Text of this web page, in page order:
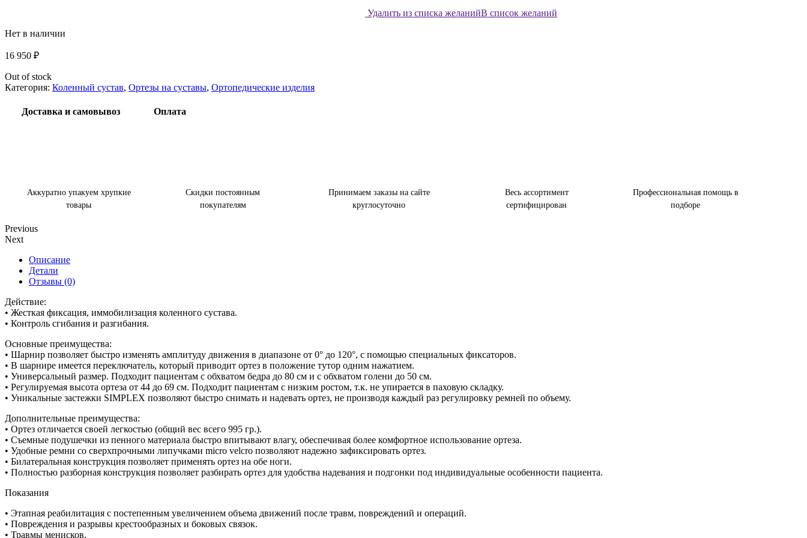
Удалить из списка желанийВ список желаний
Нет в наличии
16 950 ₽
Out of stock
Категория: Коленный сустав, Ортезы на суставы, Ортопедические изделия
Доставка и самовывоз Оплата
Аккуратно упакуем хрупкие
товары
Скидки постоянным
покупателям
Принимаем заказы на сайте
круглосуточно
Весь ассортимент
сертифицирован
Профессиональная помощь в
подборе
Previous
Next
Описание
Детали
Отзывы (0)
Действие:
• Жесткая фиксация, иммобилизация коленного сустава.
• Контроль сгибания и разгибания.
Основные преимущества:
• Шарнир позволяет быстро изменять амплитуду движения в диапазоне от 0° до 120°, с помощью специальных фиксаторов.
• В шарнире имеется переключатель, который приводит ортез в положение тутор одним нажатием.
• Универсальный размер. Подходит пациентам с обхватом бедра до 80 см и с обхватом голени до 50 см.
• Регулируемая высота ортеза от 44 до 69 см. Подходит пациентам с низким ростом, т.к. не упирается в паховую складку.
• Уникальные застежки SIMPLEX позволяют быстро снимать и надевать ортез, не производя каждый раз регулировку ремней по объему.
Дополнительные преимущества:
• Ортез отличается своей легкостью (общий вес всего 995 гр.).
• Съемные подушечки из пенного материала быстро впитывают влагу, обеспечивая более комфортное использование ортеза.
• Удобные ремни со сверхпрочными липучками micro velcro позволяют надежно зафиксировать ортез.
• Билатеральная конструкция позволяет применять ортез на обе ноги.
• Полностью разборная конструкция позволяет разбирать ортез для удобства надевания и подгонки под индивидуальные особенности пациента.
Показания
• Этапная реабилитация с постепенным увеличением объема движений после травм, повреждений и операций.
• Повреждения и разрывы крестообразных и боковых связок.
• Травмы менисков.